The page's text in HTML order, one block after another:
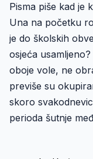
Pisma piše kad je
Una na početku
je do školskih
osjeća
oboje vole, ne
previše su
skoro
perioda šutnje